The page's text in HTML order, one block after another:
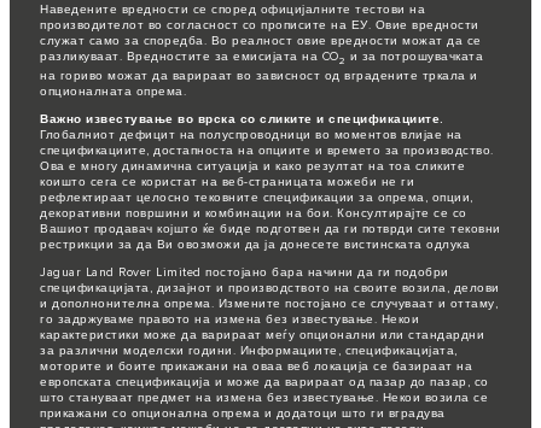
Наведените вредности се според официјалните тестови на
производителот во согласност со прописите на ЕУ. Овие вредности
служат само за споредба. Во реалност овие вредности можат да се
разликуваат. Вредностите за емисијата на CO2 и за потрошувачката
на гориво можат да варираат во зависност од вградените тркала и
опционалната опрема.
Важно известување во врска со сликите и спецификациите.
Глобалниот дефицит на полуспроводници во моментов влијае на
спецификациите, достапноста на опциите и времето за производство.
Ова е многу динамична ситуација и како резултат на тоа сликите
коишто сега се користат на веб-страницата можеби не ги
рефлектираат целосно тековните спецификации за опрема, опции,
декоративни површини и комбинации на бои. Консултирајте се со
Вашиот продавач којшто ќе биде подготвен да ги потврди сите тековни
рестрикции за да Ви овозможи да ја донесете вистинската одлука
Jaguar Land Rover Limited постојано бара начини да ги подобри
спецификацијата, дизајнот и производството на своите возила, делови
и дополнонителна опрема. Измените постојано се случуваат и оттаму,
го задржуваме правото на измена без известување. Некои
карактеристики може да варираат меѓу опционални или стандардни
за различни моделски години. Информациите, спецификацијата,
моторите и боите прикажани на оваа веб локација се базираат на
европската спецификација и може да варираат од пазар до пазар, со
што стануваат предмет на измена без известување. Некои возила се
прикажани со опционална опрема и додатоци што ги вградува